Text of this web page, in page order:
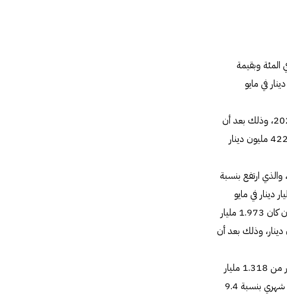
المتراكم لتمويلات الأوراق المالية لدى البنوك المحلية تراجعاً بنسبة 2.3 في المئة وبقيمة
من 3.232 مليار دينار في إبريل إلى 3.157 مليار دينار في مايو
كما شهد هذا الرصيد تراجعاً بنسبة 4 في المئة وبقيمة 134.4 مليون دينار من بداية 2023، وذلك بعد أن
كان 3.291 مليار دينار في نهاية ديسمبر 2022، وهبط بنسبة 11.8 في المئة وبقيمة 422.9 مليون دينار
ارتفع بنسبة
41.3 مليون دينار من 1.992 مليار دينار في نهاية إبريل إلى 2.034 مليار دينار في مايو
الماضي، كما ارتفع من بداية العام بنسبة 3 في المئة وبنحو 61 مليون دينار، وذلك بعد أن كان 1.973 مليار
على أساس سنوي بنسبة 14 في المئة وبنحو 248.7 مليون دينار، وذلك بعد أن
أما البند الثاني، تمويل الأفراد فقد تراجع بنسبة 14.8 في المئة وبنحو 195.4 مليون دينار من 1.318 مليار
دينار في ديسمبر 2022 إلى 1.123 مليار دينار في مايو الماضي، كما انخفض على أساس شهري بنسبة 9.4